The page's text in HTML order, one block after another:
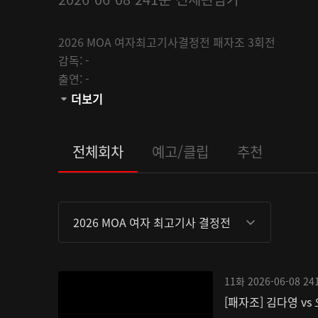
2026 MOA 여자최고기사결정전 패자조 3회전
감독: -
출연: -
채널:K바둑
더보기
전체회차 예고/클립 추천
2026 MOA 여자 최고기사 결정전
11화 2026-06-08
[패자조] 김다영 vs